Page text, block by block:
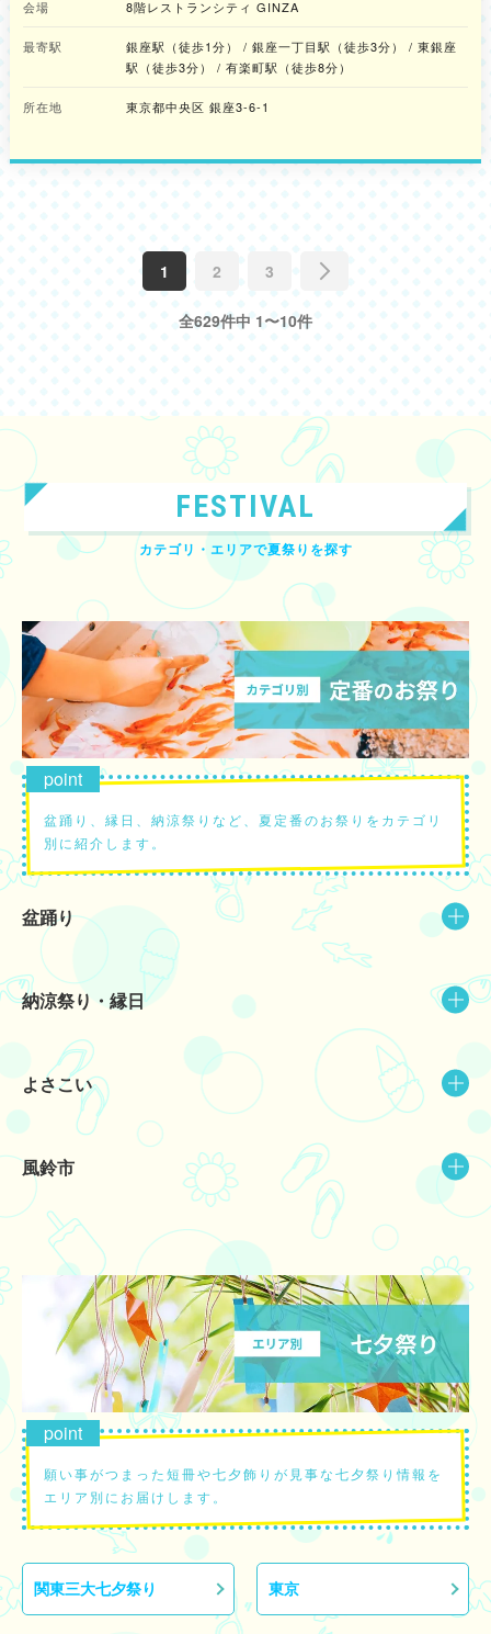
会場 8階レストランシティ GINZA
最寄駅
銀座駅（徒歩1分） / 銀座一丁目駅（徒歩3分） / 東銀座
駅（徒歩3分） / 有楽町駅（徒歩8分）
所在地 東京都中央区 銀座3-6-1
1 2 3
全629件中 1〜10件
FESTIVAL
カテゴリ・エリアで夏祭りを探す
盆踊り、縁日、納涼祭りなど、夏定番のお祭りをカテゴリ
別に紹介します。
盆踊り
納涼祭り・縁日
よさこい
風鈴市
願い事がつまった短冊や七夕飾りが見事な七夕祭り情報を
エリア別にお届けします。
関東三大七夕祭り 東京